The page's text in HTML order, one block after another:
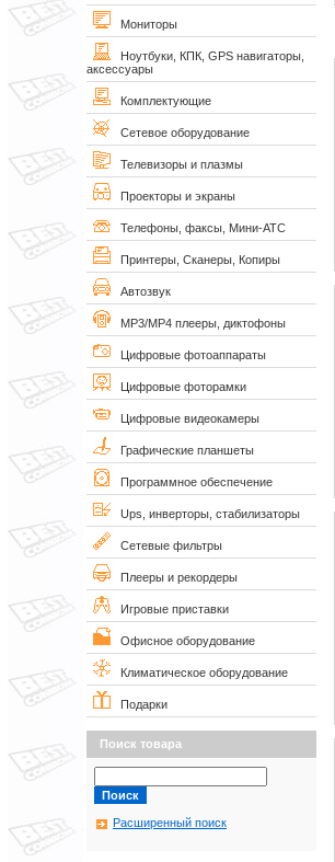
Мониторы
Ноутбуки, КПК, GPS навигаторы,
аксессуары
Комплектующие
Сетевое оборудование
Телевизоры и плазмы
Проекторы и экраны
Телефоны, факсы, Мини-АТС
Принтеры, Сканеры, Копиры
Автозвук
MP3/MP4 плееры, диктофоны
Цифровые фотоаппараты
Цифровые фоторамки
Цифровые видеокамеры
Графические планшеты
Программное обеспечение
Ups, инверторы, стабилизаторы
Сетевые фильтры
Плееры и рекордеры
Игровые приставки
Офисное оборудование
Климатическое оборудование
Подарки
Поиск товара
Расширенный поиск